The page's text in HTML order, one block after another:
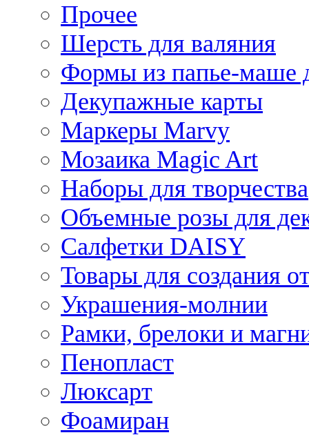
Прочее
Шерсть для валяния
Формы из папье-маше
Декупажные карты
Маркеры Marvy
Мозаика Magic Art
Наборы для творчества
Объемные розы для
Салфетки DAISY
Товары для создания
Украшения-молнии
Рамки, брелоки и
Пенопласт
Люксарт
Фоамиран